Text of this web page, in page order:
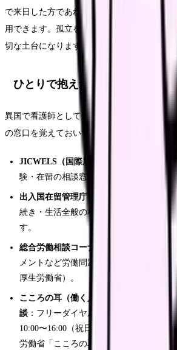
で来日した方であれば、JICWELSを通じた
用できます。孤立を深めないこと自体が、
切な土台になります。
ひとりで抱え込まないための相
異国で看護師として働く悩みは、ひとりで
の窓口を覚えておいてください。
JICWELS（国際厚生事業団）
：EPAに
験・在留の相談窓口（Source: JICWELS）
出入国在留管理庁・自治体の外国人相談
続き・生活全般の相談ができます。多言
す。
総合労働相談コーナー（各都道府県労働
メントなど労働問題を無料・予約不要で
厚生労働省）。
こころの耳（働く人のメンタルヘルス・
談 ：フリーダイヤル 0120-565-455。平日
10:00〜16:00（祝日・年末年始除く）、
労働省「こころの耳」）。